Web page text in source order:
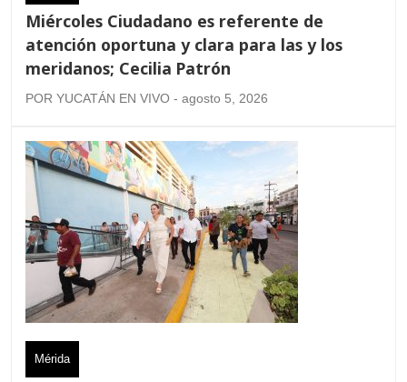
Miércoles Ciudadano es referente de
atención oportuna y clara para las y los
meridanos; Cecilia Patrón
POR YUCATÁN EN VIVO - agosto 5, 2026
Mérida